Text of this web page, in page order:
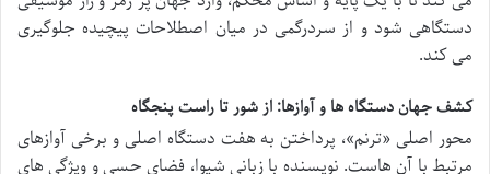
دستگاهی شود و از سردرگمی در میان اصطلاحات پیچیده جلوگیری
می کند.
کشف جهان دستگاه ها و آوازها: از شور تا راست پنجگاه
محور اصلی «ترنم»، پرداختن به هفت دستگاه اصلی و برخی آوازهای
مرتبط با آن هاست. نویسنده با زبانی شیوا، فضای حسی و ویژگی های